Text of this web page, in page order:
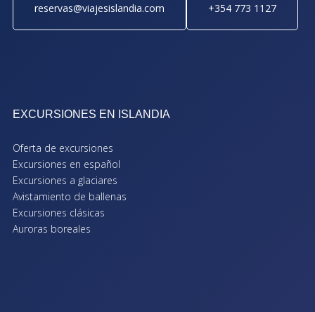
reservas@viajesislandia.com +354 773 1127
EXCURSIONES EN ISLANDIA
Oferta de excursiones
Excursiones en español
Excursiones a glaciares
Avistamiento de ballenas
Excursiones clásicas
Auroras boreales